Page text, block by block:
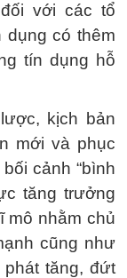
với các tổ
có thêm
tín dụng hỗ
kịch bản
mới và phục
cảnh “bình
tăng trưởng
mô nhằm chủ
cũng như
phát tăng, đứt